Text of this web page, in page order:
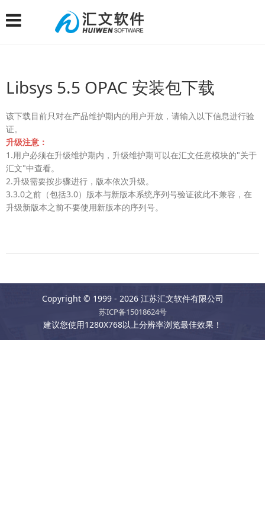
Libsys 5.5 OPAC 安装包下载
该下载目前只对在产品维护期内的用户开放，请输入以下信息进行验
证。
升级注意：
1.用户必须在升级维护期内，升级维护期可以在汇文任意模块的"关于
汇文"中查看。
2.升级需要按步骤进行，版本依次升级。
3.3.0之前（包括3.0）版本与新版本系统序列号验证彼此不兼容，在
升级新版本之前不要使用新版本的序列号。
Copyright © 1999 - 2026 江苏汇文软件有限公司
苏ICP备15018624号
建议您使用1280X768以上分辨率浏览最佳效果！